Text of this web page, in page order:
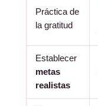
Práctica de
la gratitud
Establecer
metas
realistas